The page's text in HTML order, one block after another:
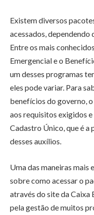
Existem diversos
acessados, dependendo
Entre os mais
Emergencial e o
um desses programas
eles pode variar. Para
benefícios do governo,
aos requisitos exigidos
Cadastro Único, que é a
desses auxílios.
Uma das maneiras
sobre como acessar o
através do site da Caixa
pela gestão de muitos